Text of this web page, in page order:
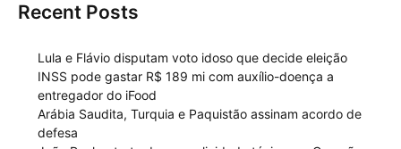
Recent Posts
Lula e Flávio disputam voto idoso que decide eleição
INSS pode gastar R$ 189 mi com auxílio-doença a
entregador do iFood
Arábia Saudita, Turquia e Paquistão assinam acordo de
defesa